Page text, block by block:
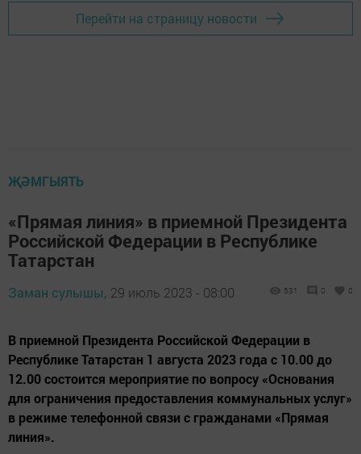
Перейти на страницу новости
ҖӘМГЫЯТЬ
«Прямая линия» в приемной Президента
Российской Федерации в Республике
Татарстан
Заман сулышы, 29 июль 2023 - 08:00 531 0 0
В приемной Президента Российской Федерации в
Республике Татарстан 1 августа 2023 года с 10.00 до
12.00 состоится мероприятие по вопросу «Основания
для ограничения предоставления коммунальных услуг»
в режиме телефонной связи с гражданами «Прямая
линия».